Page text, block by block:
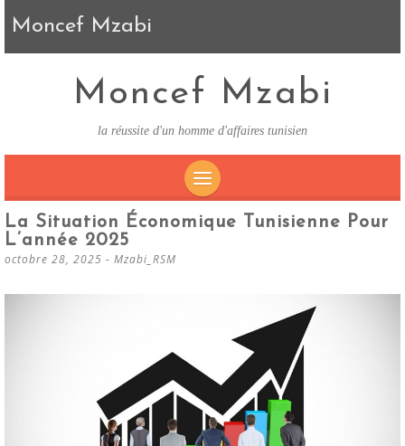
Moncef Mzabi
Moncef Mzabi
la réussite d'un homme d'affaires tunisien
TO
La Situation Économique Tunisienne Pour
L’année 2025
octobre 28, 2025 - Mzabi_RSM